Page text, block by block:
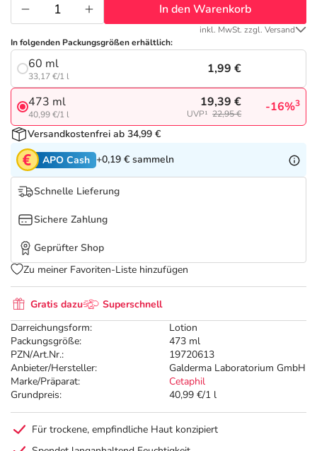
Tierapotheke
Vitamine & Mineralstoffe
Marken
Salus Deals
Gratis dazu
Superschnell
Darreichungsform:
Lotion
Packungsgröße:
473 ml
PZN/Art.Nr.:
19720613
Anbieter/Hersteller:
Galderma Laboratorium GmbH
Marke/Präparat:
Cetaphil
Grundpreis:
40,99 €/1 l
In den Warenkorb
inkl. MwSt. zzgl. Versand
In folgenden Packungsgrößen erhältlich:
60 ml
33,17 €/1 l
1,99 €
473 ml
40,99 €/1 l
19,39 €
UVP¹ 22,95 € -16%3
Versandkostenfrei ab 34,99 €
APO Cash +0,19 € sammeln
Schnelle Lieferung
Sichere Zahlung
Geprüfter Shop
Zu meiner Favoriten-Liste hinzufügen
Für trockene, empfindliche Haut konzipiert